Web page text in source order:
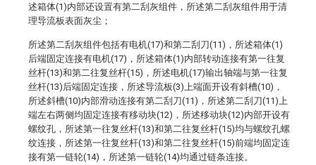
述箱体(1)内部还设置有第二刮灰组件，所述第二刮灰组件用于清
理导流板表面灰尘；
所述第二刮灰组件包括有电机(17)和第二刮刀(11)，所述箱体(1)
后端固定连接有电机(17)，所述箱体(1)内部转动连接有第一往复
丝杆(13)和第二往复丝杆(15)，所述电机(17)输出轴端与第一往复
丝杆(13)后端固定连接，所述导流板(3)上端面开设有斜槽(10)，
所述斜槽(10)内部滑动连接有第二刮刀(11)，所述第二刮刀(11)上
端左右两侧均固定连接有移动块(12)，所述移动块(12)内部开设有
螺纹孔，所述第一往复丝杆(13)和第二往复丝杆(15)均与螺纹孔螺
纹连接，所述第一往复丝杆(13)和第二往复丝杆(15)前端均固定连
接有第一链轮(14)，所述第一链轮(14)均通过链条连接。